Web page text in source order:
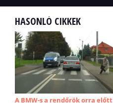
HASONLÓ CIKKEK
A BMW-s a rendőrök orra előtt